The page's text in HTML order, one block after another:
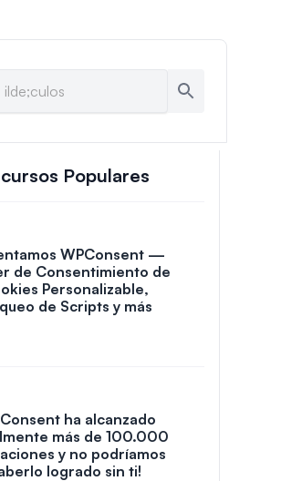
Populares
WPConsent —
de Consentimiento de
Personalizable,
de Scripts y más
ha alcanzado
más de 100.000
y no podríamos
logrado sin ti!